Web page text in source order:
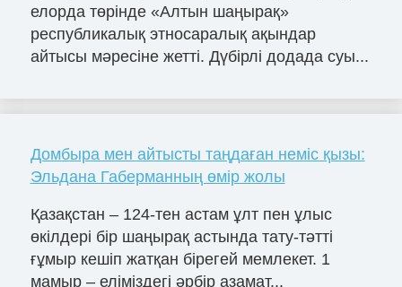
елорда төрінде «Алтын шаңырақ»
республикалық этносаралық ақындар
айтысы мәресіне жетті. Дүбірлі додада суы...
Домбыра мен айтысты таңдаған неміс қызы:
Эльдана Габерманның өмір жолы
Қазақстан – 124-тен астам ұлт пен ұлыс
өкілдері бір шаңырақ астында тату-тәтті
ғұмыр кешіп жатқан бірегей мемлекет. 1
мамыр – еліміздегі әрбір азамат...